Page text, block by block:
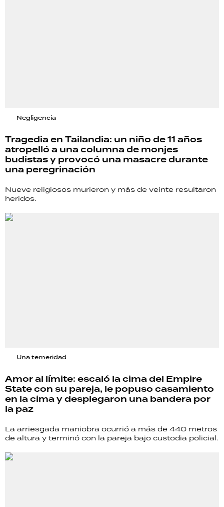
Negligencia
Tragedia en Tailandia: un niño de 11 años
atropelló a una columna de monjes
budistas y provocó una masacre durante
una peregrinación
Nueve religiosos murieron y más de veinte resultaron
heridos.
Una temeridad
Amor al límite: escaló la cima del Empire
State con su pareja, le popuso casamiento
en la cima y desplegaron una bandera por
la paz
La arriesgada maniobra ocurrió a más de 440 metros
de altura y terminó con la pareja bajo custodia policial.